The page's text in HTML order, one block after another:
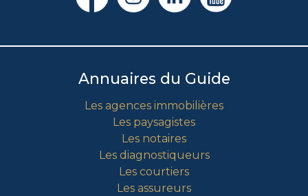
Annuaires du Guide
Les agences immobilières
Les paysagistes
Les notaires
Les diagnostiqueurs
Les courtiers
Les assureurs